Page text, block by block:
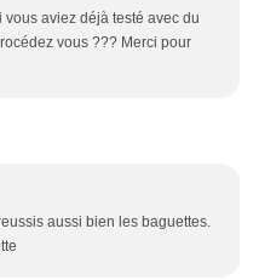
aviez déjà testé avec du
vous ??? Merci pour
aussi bien les baguettes.